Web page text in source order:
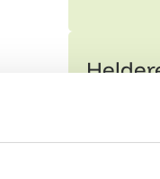
Je